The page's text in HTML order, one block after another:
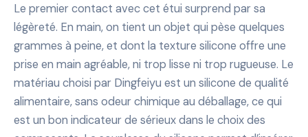
Le premier contact avec cet étui surprend par sa
légèreté. En main, on tient un objet qui pèse quelques
grammes à peine, et dont la texture silicone offre une
prise en main agréable, ni trop lisse ni trop rugueuse. Le
matériau choisi par Dingfeiyu est un silicone de qualité
alimentaire, sans odeur chimique au déballage, ce qui
est un bon indicateur de sérieux dans le choix des